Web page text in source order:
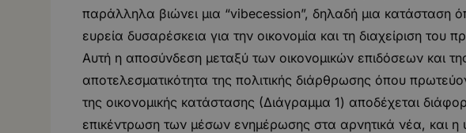
παράλληλα βιώνει μια “vibecession”, δηλαδή μια κατάσταση
ευρεία δυσαρέσκεια για την οικονομία και τη διαχείριση του
Αυτή η αποσύνδεση μεταξύ των οικονομικών επιδόσεων και
αποτελεσματικότητα της πολιτικής διάρθρωσης όπου
της οικονομικής κατάστασης (Διάγραμμα 1) αποδέχεται
επικέντρωση των μέσων ενημέρωσης στα αρνητικά νέα, και